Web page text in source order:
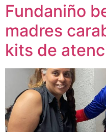
Fundaniño
madres
kits de